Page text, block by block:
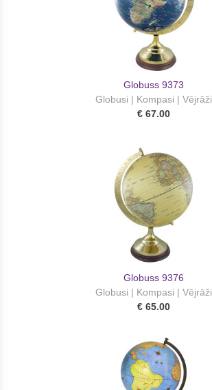
Globuss 9373
Globusi | Kompasi | Vējrāži
€ 67.00
Globuss 9376
Globusi | Kompasi | Vējrāži
€ 65.00